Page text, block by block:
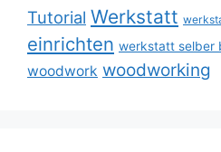
Tutorial Werkstatt
einrichten werkstatt selber
woodwork woodworking